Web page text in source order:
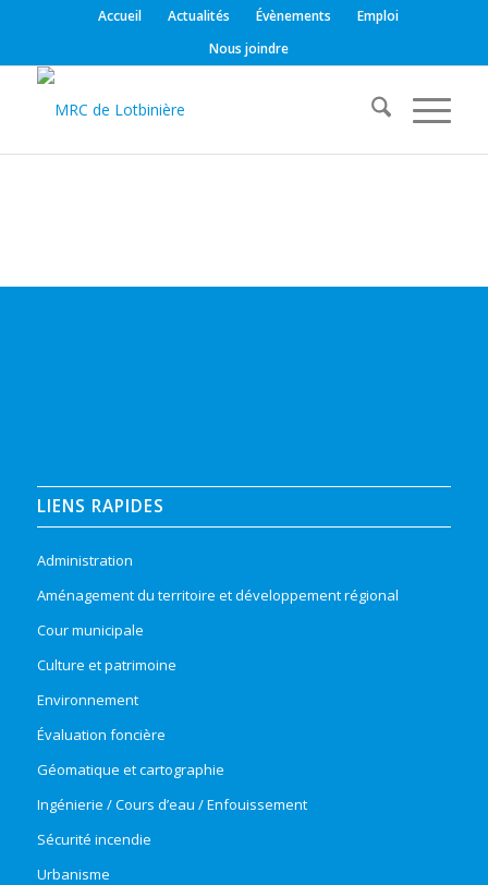
Accueil Actualités Évènements
Emploi
Nous joindre
LIENS RAPIDES
Administration
Aménagement du territoire et développement régional
Cour municipale
Culture et patrimoine
Environnement
Évaluation foncière
Géomatique et cartographie
Ingénierie / Cours d’eau / Enfouissement
Sécurité incendie
Urbanisme